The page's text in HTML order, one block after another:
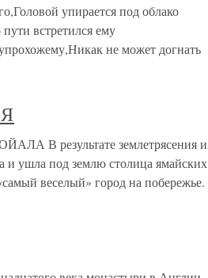
упирается под облако
встретился ему
не может догнать
В результате землетрясения и
и ушла под землю столица ямайских
веселый» город на побережье.